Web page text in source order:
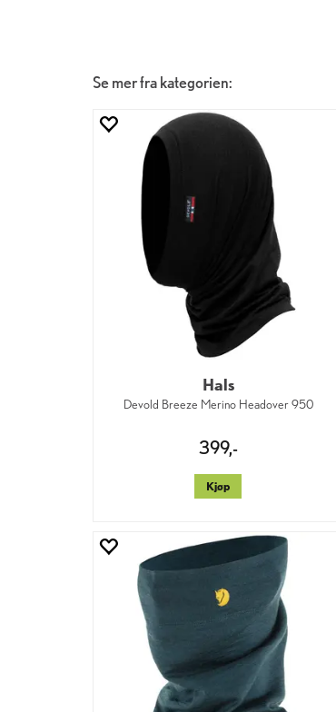
Se mer fra kategorien:
Hals
Devold Breeze Merino Headover 950
399,-
Kjøp